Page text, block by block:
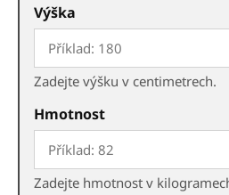
Výška
Zadejte výšku v centimetrech.
Hmotnost
Zadejte hmotnost v